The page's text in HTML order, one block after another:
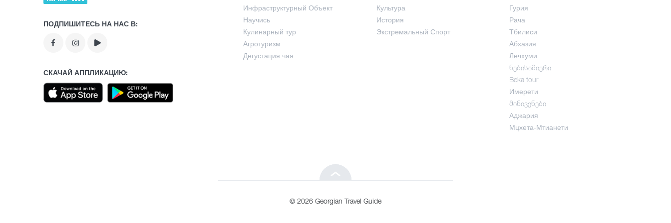
Дегустация чая
Инфраструктурный Объект
Научись
Кулинарный тур
Агротуризм
Дегустация чая
Культура
История
Экстремальный Спорт
Гурия
Рача
Тбилиси
Абхазия
Лечхуми
ნებისიმიერი
Beka tour
Имерети
მინივენები
Аджария
Мцхета-Мтианети
ПОДПИШИТЕСЬ НА НАС В:
СКАЧАЙ АППЛИКАЦИЮ:
© 2026 Georgian Travel Guide